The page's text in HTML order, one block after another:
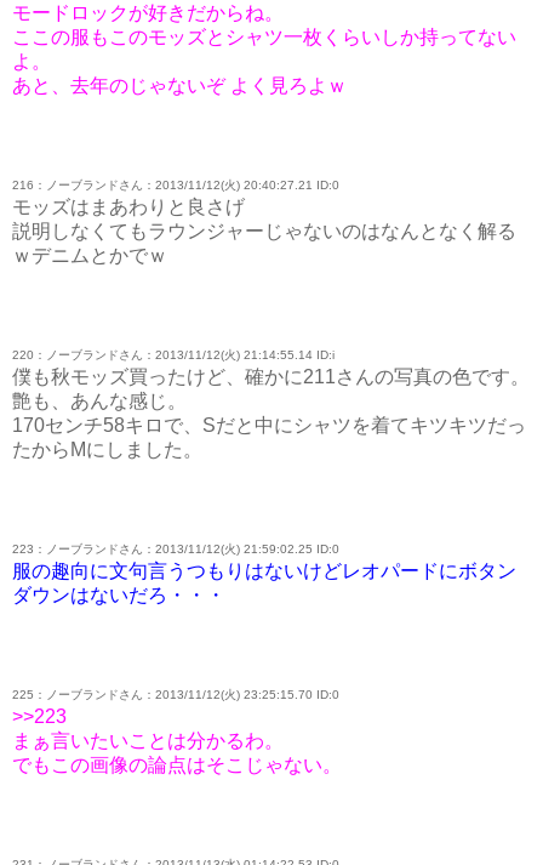
モードロックが好きだからね。
ここの服もこのモッズとシャツ一枚くらいしか持ってない
よ。
あと、去年のじゃないぞ よく見ろよｗ
216：ノーブランドさん：2013/11/12(火) 20:40:27.21 ID:0
モッズはまあわりと良さげ
説明しなくてもラウンジャーじゃないのはなんとなく解る
ｗデニムとかでｗ
220：ノーブランドさん：2013/11/12(火) 21:14:55.14 ID:i
僕も秋モッズ買ったけど、確かに211さんの写真の色です。
艶も、あんな感じ。
170センチ58キロで、Sだと中にシャツを着てキツキツだっ
たからMにしました。
223：ノーブランドさん：2013/11/12(火) 21:59:02.25 ID:0
服の趣向に文句言うつもりはないけどレオパードにボタン
ダウンはないだろ・・・
225：ノーブランドさん：2013/11/12(火) 23:25:15.70 ID:0
>>223
まぁ言いたいことは分かるわ。
でもこの画像の論点はそこじゃない。